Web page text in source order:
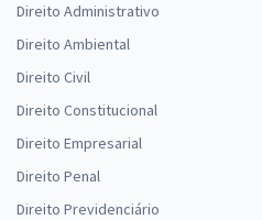
Direito Administrativo
Direito Ambiental
Direito Civil
Direito Constitucional
Direito Empresarial
Direito Penal
Direito Previdenciário